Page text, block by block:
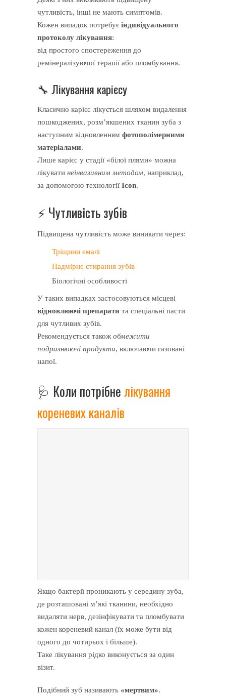
чутливість, інші не мають симптомів.
Кожен випадок потребує індивідуального
протоколу лікування:
від простого спостереження до
ремінералізуючої терапії або пломбування.
🔧 Лікування карієсу
Класично карієс лікується шляхом видалення
пошкоджених, розм’якшених тканин зуба з
наступним відновленням фотополімерними
матеріалами.
Лише карієс у стадії «білої плями» можна
лікувати неінвазивним методом, наприклад,
за допомогою технології Icon.
⚡️ Чутливість зубів
Підвищена чутливість може виникати через:
Тріщини емалі
Надмірне стирання зубів
Біологічні особливості
У таких випадках застосовуються місцеві
відновлюючі препарати та спеціальні пасти
для чутливих зубів.
Рекомендується також обмежити
подразнюючі продукти, включаючи газовані
напої.
🩺 Коли потрібнелікування
кореневих каналів
Якщо бактерії проникають у середину зуба,
де розташовані м’які тканини, необхідно
видаляти нерв, дезінфікувати та пломбувати
кожен кореневий канал (їх може бути від
одного до чотирьох і більше).
Таке лікування рідко виконується за один
візит.
Подібний зуб називають «мертвим».